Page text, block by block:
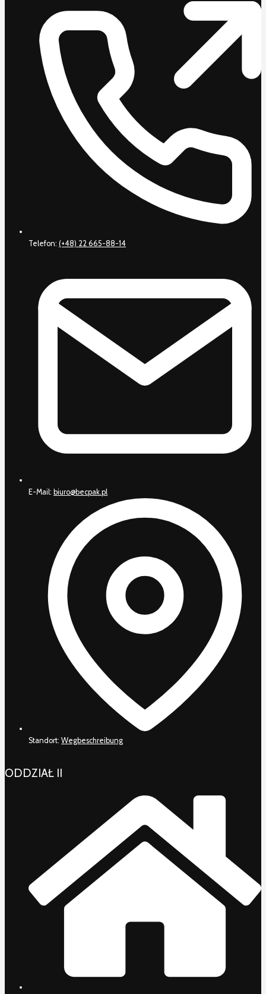
Telefon: (+48) 22 665-88-14
E-Mail: biuro@becpak.pl
Standort: Wegbeschreibung
ODDZIAŁ II